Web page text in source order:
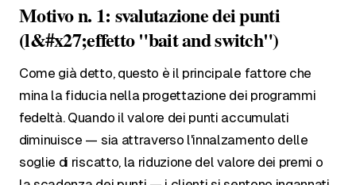
Motivo n. 1: svalutazione dei punti
(l&#x27;effetto "bait and switch")
Come già detto, questo è il principale fattore che
mina la fiducia nella progettazione dei programmi
fedeltà. Quando il valore dei punti accumulati
diminuisce — sia attraverso l'innalzamento delle
soglie di riscatto, la riduzione del valore dei premi o